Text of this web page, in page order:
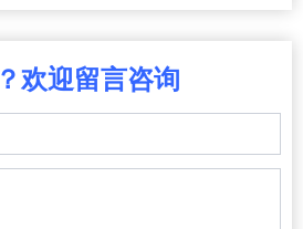
欢迎留言咨询